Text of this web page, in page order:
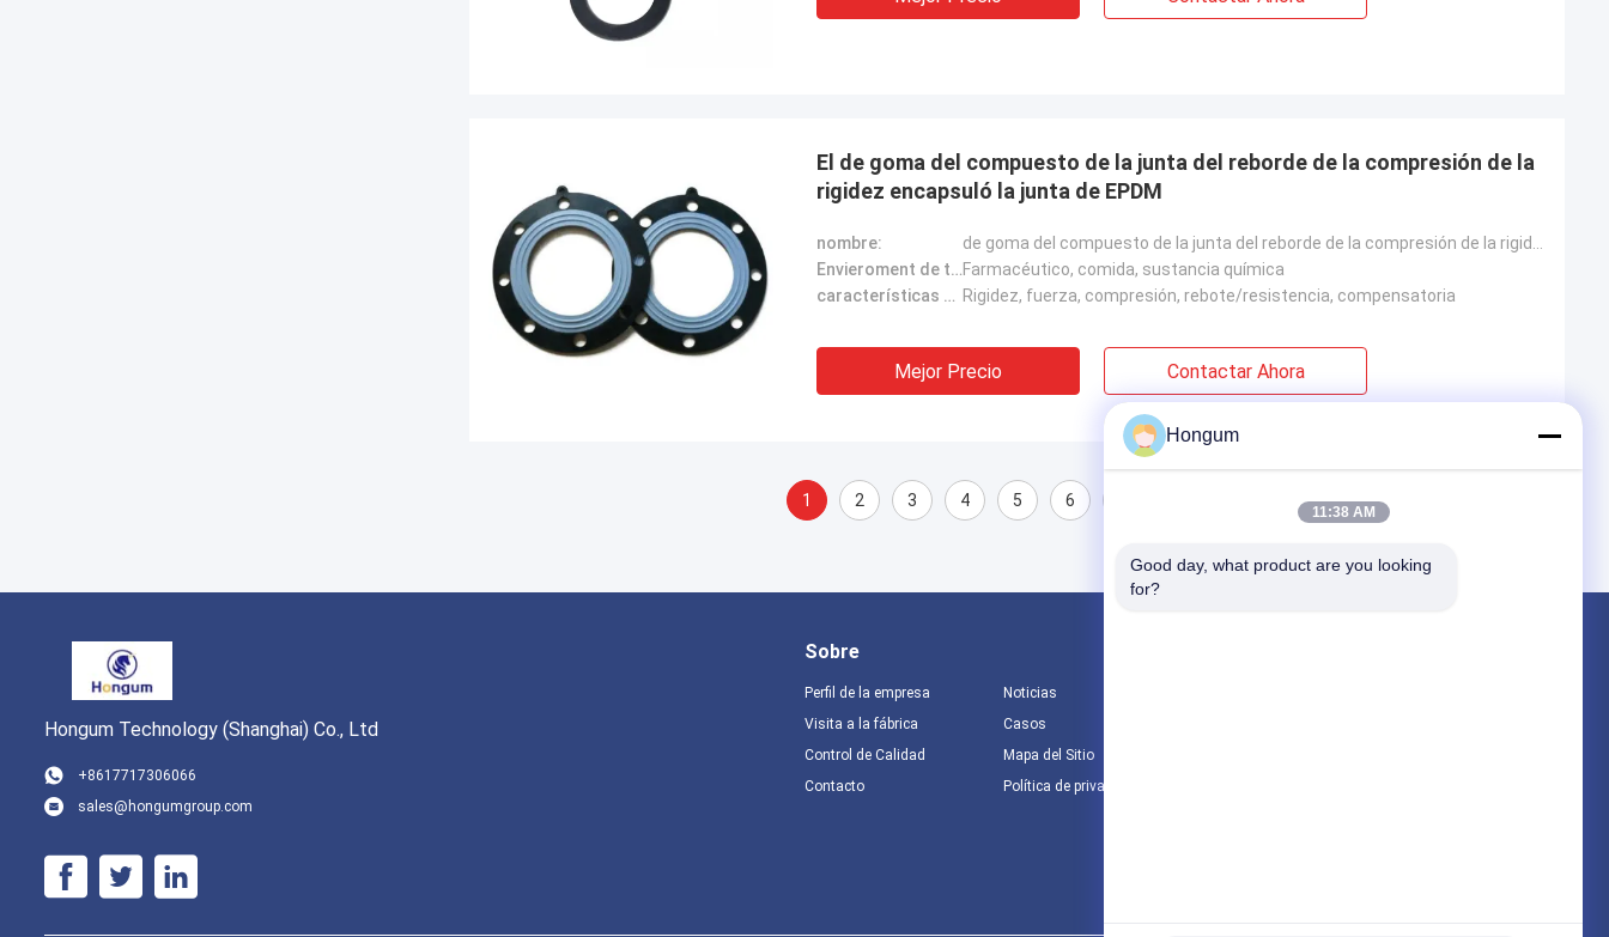
El de goma del compuesto de la junta del reborde de la compresión de la
rigidez encapsuló la junta de EPDM
nombre:
Envieroment de trabajo:Farmacéutico, comida, sustancia química
características de producto: Rigidez, fuerza, compresión, rebote/resistencia, compensatoria
Mejor Precio Contactar Ahora
1 2 3 4 5 6
Hongum Technology (Shanghai) Co., Ltd
+8617717306066
sales@hongumgroup.com
Sobre
Perfil de la empresa
Visita a la fábrica
Control de Calidad
Contacto
Noticias
Casos
Mapa del Sitio
Política de privacidad
Hongum
11:38 AM
Good day, what product are you looking
for?